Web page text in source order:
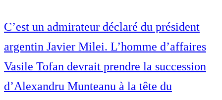
C’est un admirateur déclaré du président
argentin Javier Milei. L’homme d’affaires
Vasile Tofan devrait prendre la succession
d’Alexandru Munteanu à la tête du